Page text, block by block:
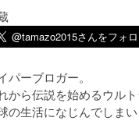
パーブロガー。
から伝説を始めるウルト
の生活になじんでしま